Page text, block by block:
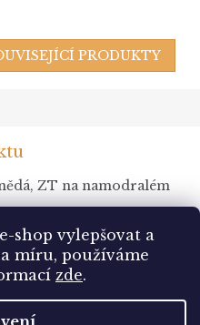
shop vylepšovat a
míru, používáme
zde.
PRODUKTY
ZT na namodralém